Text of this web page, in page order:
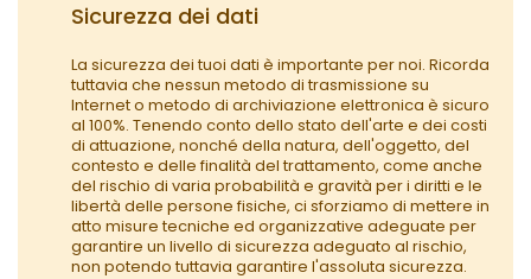
Sicurezza dei dati
La sicurezza dei tuoi dati è importante per noi. Ricorda
tuttavia che nessun metodo di trasmissione su
Internet o metodo di archiviazione elettronica è sicuro
al 100%. Tenendo conto dello stato dell'arte e dei costi
di attuazione, nonché della natura, dell'oggetto, del
contesto e delle finalità del trattamento, come anche
del rischio di varia probabilità e gravità per i diritti e le
libertà delle persone fisiche, ci sforziamo di mettere in
atto misure tecniche ed organizzative adeguate per
garantire un livello di sicurezza adeguato al rischio,
non potendo tuttavia garantire l'assoluta sicurezza.